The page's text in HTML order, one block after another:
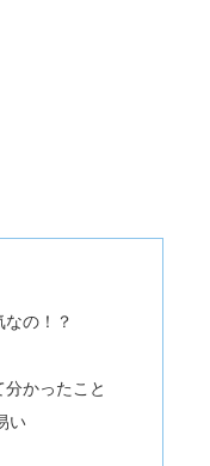
の！？
かったこと
い